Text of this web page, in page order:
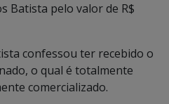
Batista pelo valor de R$
confessou ter recebido o
o qual é totalmente
comercializado.